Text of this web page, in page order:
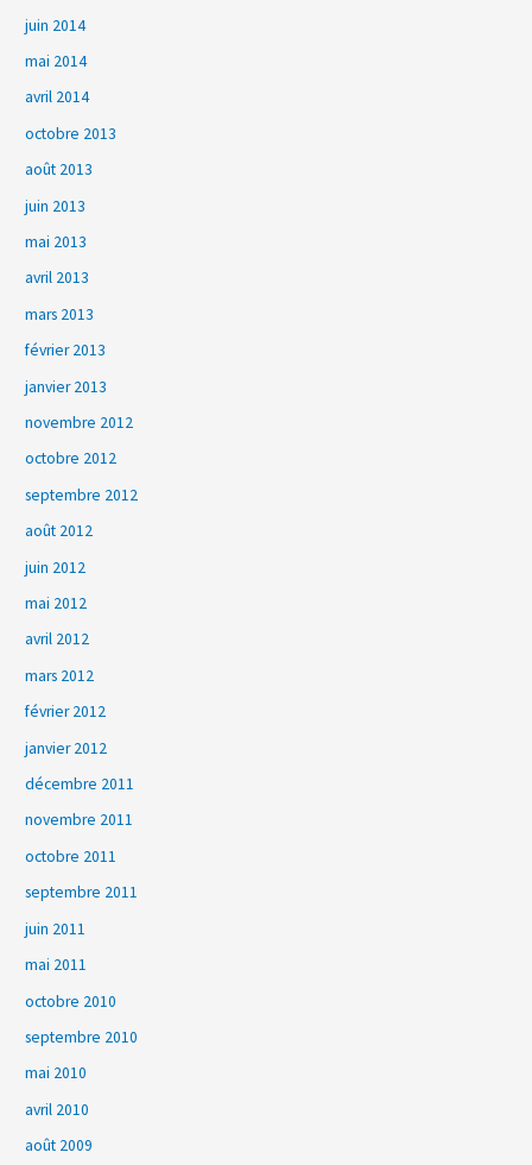
juin 2014
mai 2014
avril 2014
octobre 2013
août 2013
juin 2013
mai 2013
avril 2013
mars 2013
février 2013
janvier 2013
novembre 2012
octobre 2012
septembre 2012
août 2012
juin 2012
mai 2012
avril 2012
mars 2012
février 2012
janvier 2012
décembre 2011
novembre 2011
octobre 2011
septembre 2011
juin 2011
mai 2011
octobre 2010
septembre 2010
mai 2010
avril 2010
août 2009